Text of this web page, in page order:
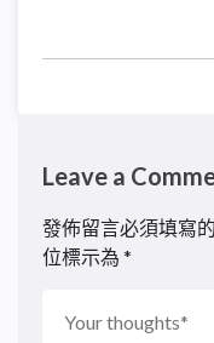
Leave a
發佈留言必須填寫
位標示為 *